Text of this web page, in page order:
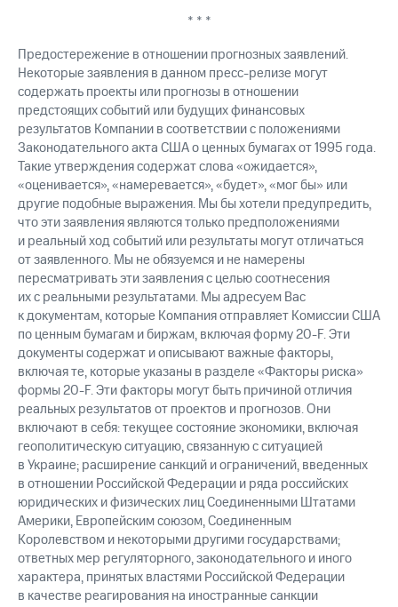
* * *
Предостережение в отношении прогнозных заявлений.
Некоторые заявления в данном пресс-релизе могут
содержать проекты или прогнозы в отношении
предстоящих событий или будущих финансовых
результатов Компании в соответствии с положениями
Законодательного акта США о ценных бумагах от 1995 года.
Такие утверждения содержат слова «ожидается»,
«оценивается», «намеревается», «будет», «мог бы» или
другие подобные выражения. Мы бы хотели предупредить,
что эти заявления являются только предположениями
и реальный ход событий или результаты могут отличаться
от заявленного. Мы не обязуемся и не намерены
пересматривать эти заявления с целью соотнесения
их с реальными результатами. Мы адресуем Вас
к документам, которые Компания отправляет Комиссии США
по ценным бумагам и биржам, включая форму 20-F. Эти
документы содержат и описывают важные факторы,
включая те, которые указаны в разделе «Факторы риска»
формы 20-F. Эти факторы могут быть причиной отличия
реальных результатов от проектов и прогнозов. Они
включают в себя: текущее состояние экономики, включая
геополитическую ситуацию, связанную с ситуацией
в Украине; расширение санкций и ограничений, введенных
в отношении Российской Федерации и ряда российских
юридических и физических лиц Соединенными Штатами
Америки, Европейским союзом, Соединенным
Королевством и некоторыми другими государствами;
ответных мер регуляторного, законодательного и иного
характера, принятых властями Российской Федерации
в качестве реагирования на иностранные санкции